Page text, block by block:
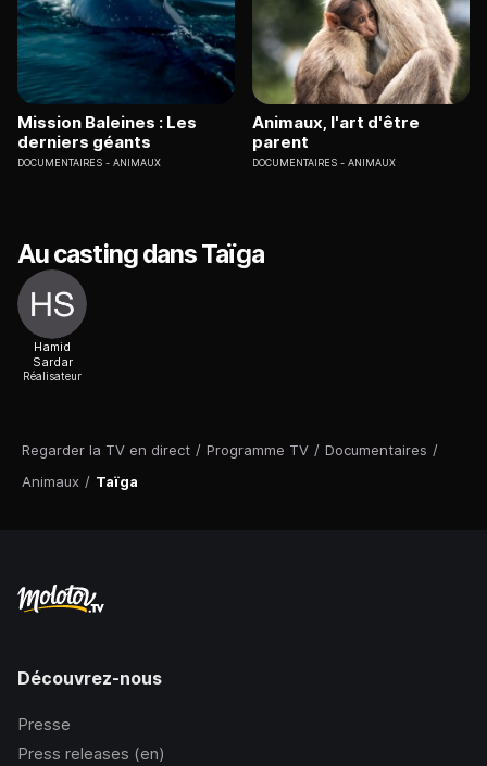
Regarder la TV en direct / Programme TV / Documentaires /
Animaux / Taïga
Mission Baleines : Les
derniers géants
DOCUMENTAIRES ANIMAUX
Animaux, l'art d'être
parent
DOCUMENTAIRES ANIMAUX
Au casting dans Taïga
Hamid
Sardar
Réalisateur
Découvrez-nous
Presse
Press releases (en)